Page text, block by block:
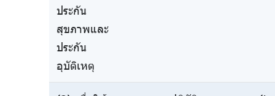
ประกัน
สุขภาพและ
ประกัน
อุบัติเหตุ